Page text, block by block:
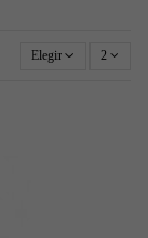
Elegir 2